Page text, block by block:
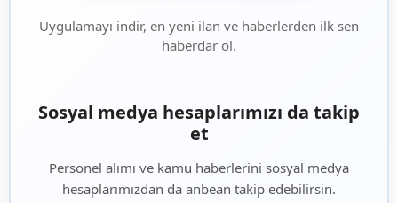
Uygulamayı indir, en yeni ilan ve haberlerden ilk sen
haberdar ol.
Sosyal medya hesaplarımızı da takip
et
Personel alımı ve kamu haberlerini sosyal medya
hesaplarımızdan da anbean takip edebilirsin.